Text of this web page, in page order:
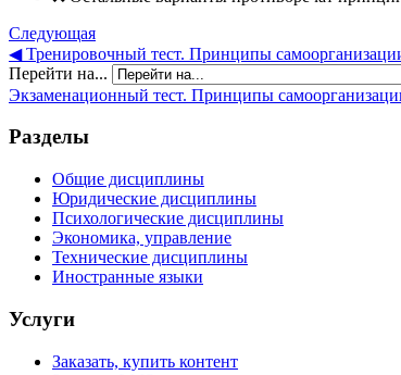
Следующая
◀︎ Тренировочный тест. Принципы
Перейти на...
Экзаменационный тест. Принципы
Разделы
Общие дисциплины
Юридические дисциплины
Психологические дисциплины
Экономика, управление
Технические дисциплины
Иностранные языки
Услуги
Заказать, купить контент